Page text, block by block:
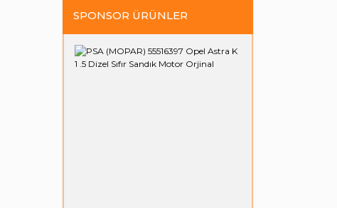
SPONSOR ÜRÜNLER